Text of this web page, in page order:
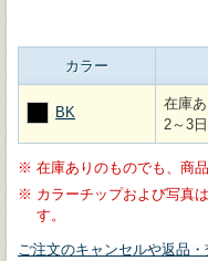
カラー
BK
在庫あ
2～3
※ 在庫ありのものでも、商
※ カラーチップおよび写真
す。
ご注文のキャンセルや返品